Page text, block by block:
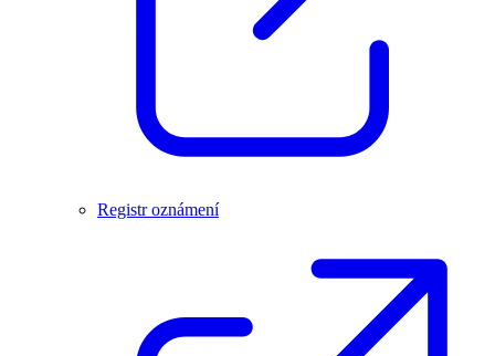
Registr oznámení